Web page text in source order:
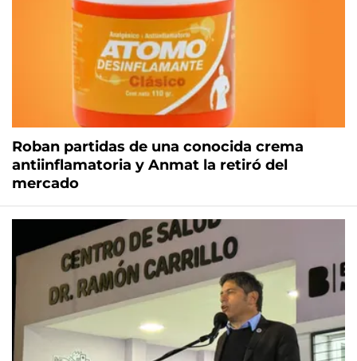
Roban partidas de una conocida crema
antiinflamatoria y Anmat la retiró del
mercado